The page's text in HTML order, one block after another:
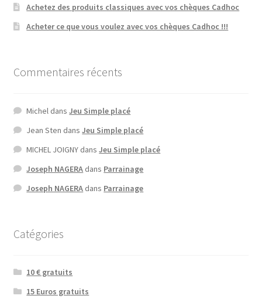
Achetez des produits classiques avec vos chèques Cadhoc
Acheter ce que vous voulez avec vos chèques Cadhoc !!!
Commentaires récents
Michel dansJeu Simple placé
Jean Sten dansJeu Simple placé
MICHEL JOIGNY dansJeu Simple placé
Joseph NAGERA dans Parrainage
Joseph NAGERA dans Parrainage
Catégories
10 € gratuits
15 Euros gratuits